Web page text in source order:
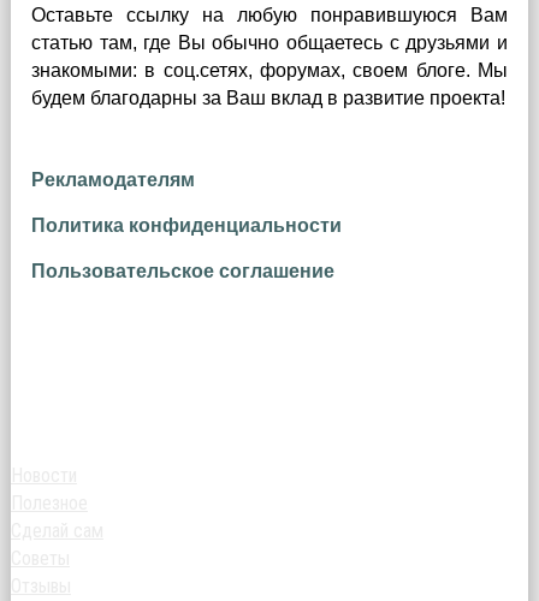
Оставьте ссылку на любую понравившуюся Вам
статью там, где Вы обычно общаетесь с друзьями и
знакомыми: в соц.сетях, форумах, своем блоге. Мы
будем благодарны за Ваш вклад в развитие проекта!
Рекламодателям
Политика конфиденциальности
Пользовательское соглашение